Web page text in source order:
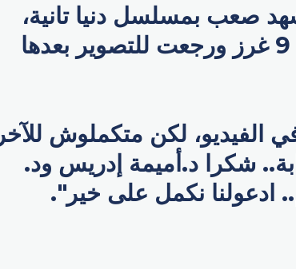
صعب بمسلسل دنيا تانية،
أصبت بقطع في الكف أدى لعمل 9 غرز ورجعت للتصوير بعدها
الفيديو، لكن متكملوش للآخر
شكرا د.أميمة إدريس ود.
ادعولنا نكمل على خير".